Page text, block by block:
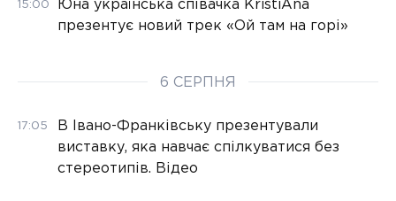
15:00
Юна українська співачка KristiAna
презентує новий трек «Ой там на горі»
6 СЕРПНЯ
17:05
В Івано-Франківську презентували
виставку, яка навчає спілкуватися без
стереотипів. Відео